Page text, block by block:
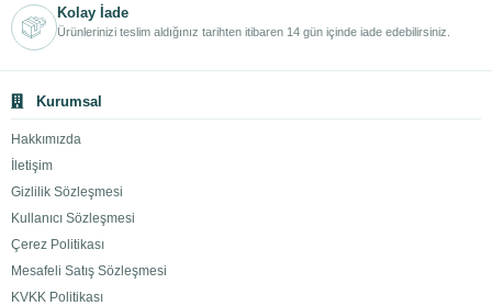
Kolay İade
Ürünlerinizi teslim aldığınız tarihten itibaren 14 gün içinde iade edebilirsiniz.
Kurumsal
Hakkımızda
İletişim
Gizlilik Sözleşmesi
Kullanıcı Sözleşmesi
Çerez Politikası
Mesafeli Satış Sözleşmesi
KVKK Politikası